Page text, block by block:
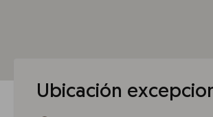
Ubicación